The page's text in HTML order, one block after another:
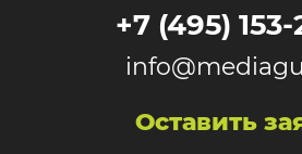
+7 (495)
Оставить